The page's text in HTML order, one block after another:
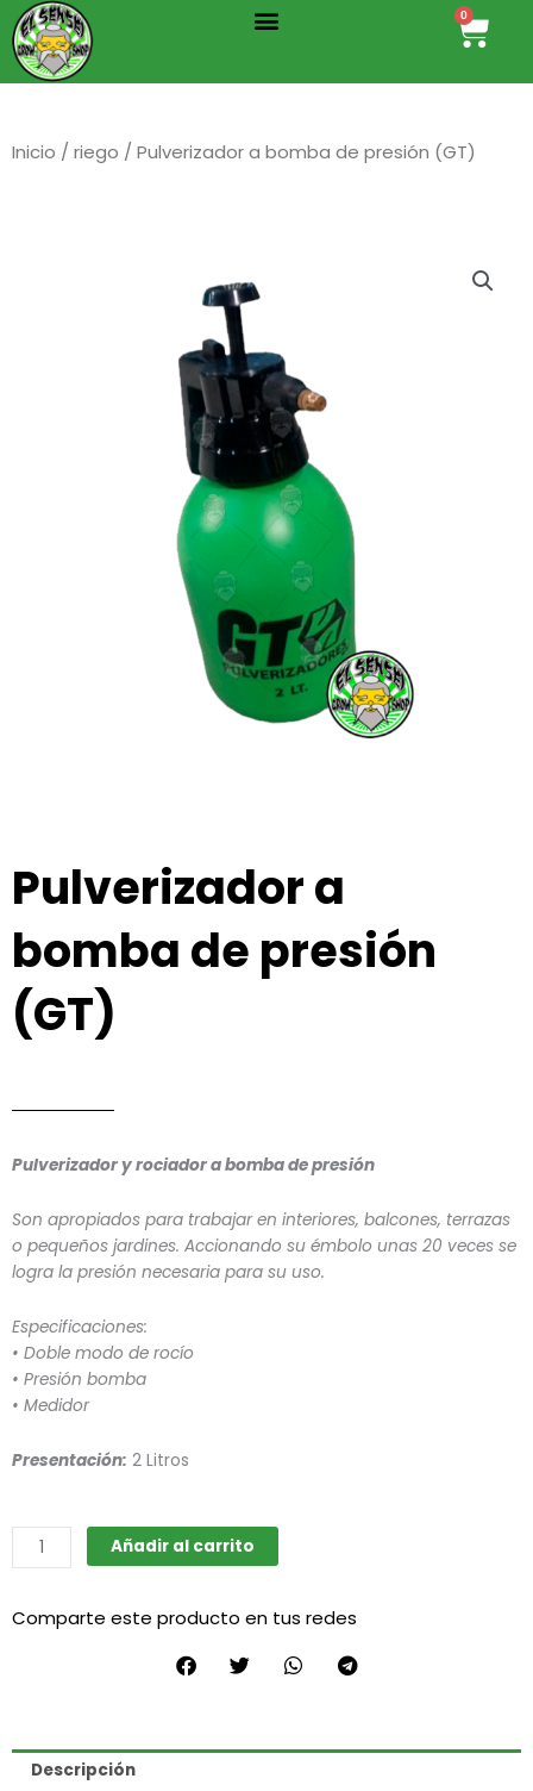
al
contenido
Menu 0
Cart
Inicio / riego / Pulverizador a bomba de presión (GT)
Pulverizador a
bomba de presión
(GT)
Pulverizador y rociador a bomba de presión
Son apropiados para trabajar en interiores, balcones, terrazas
o pequeños jardines. Accionando su émbolo unas 20 veces se
logra la presión necesaria para su uso.
Especificaciones:
• Doble modo de rocío
• Presión bomba
• Medidor
Presentación: 2 Litros
Pulverizador
a
de
Añadir al carrito
Comparte este producto en tus redes
Descripción